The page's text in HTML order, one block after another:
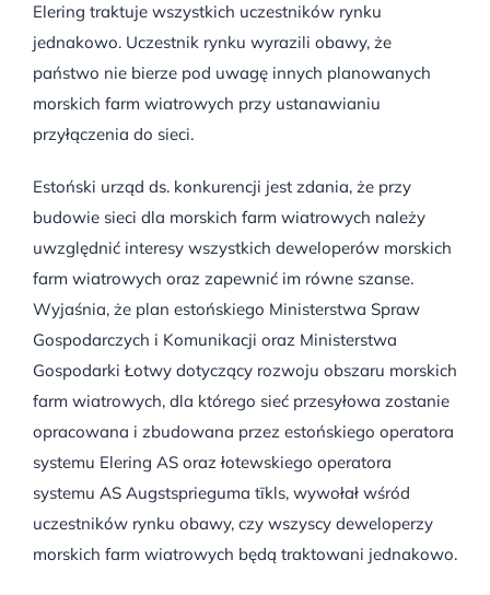
Elering traktuje wszystkich uczestników rynku
jednakowo. Uczestnik rynku wyrazili obawy, że
państwo nie bierze pod uwagę innych planowanych
morskich farm wiatrowych przy ustanawianiu
przyłączenia do sieci.
Estoński urząd ds. konkurencji jest zdania, że przy
budowie sieci dla morskich farm wiatrowych należy
uwzględnić interesy wszystkich deweloperów morskich
farm wiatrowych oraz zapewnić im równe szanse.
Wyjaśnia, że plan estońskiego Ministerstwa Spraw
Gospodarczych i Komunikacji oraz Ministerstwa
Gospodarki Łotwy dotyczący rozwoju obszaru morskich
farm wiatrowych, dla którego sieć przesyłowa zostanie
opracowana i zbudowana przez estońskiego operatora
systemu Elering AS oraz łotewskiego operatora
systemu AS Augstsprieguma tīkls, wywołał wśród
uczestników rynku obawy, czy wszyscy deweloperzy
morskich farm wiatrowych będą traktowani jednakowo.